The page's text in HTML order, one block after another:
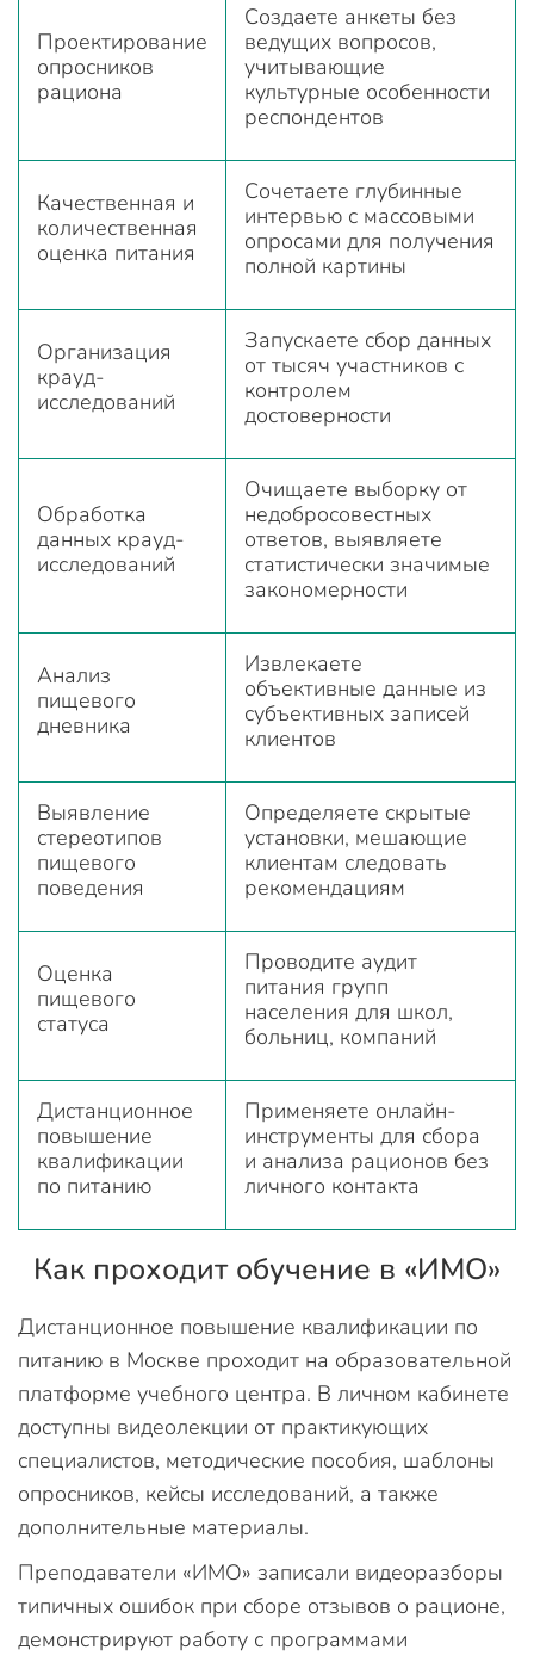
Проектирование
опросников
рациона
Создаете анкеты без
ведущих вопросов,
учитывающие
культурные особенности
респондентов
Качественная и
количественная
оценка питания
Сочетаете глубинные
интервью с массовыми
опросами для получения
полной картины
Организация
крауд-
исследований
Запускаете сбор данных
от тысяч участников с
контролем
достоверности
Обработка
данных крауд-
исследований
Очищаете выборку от
недобросовестных
ответов, выявляете
статистически значимые
закономерности
Анализ
пищевого
дневника
Извлекаете
объективные данные из
субъективных записей
клиентов
Выявление
стереотипов
пищевого
поведения
Определяете скрытые
установки, мешающие
клиентам следовать
рекомендациям
Оценка
пищевого
статуса
Проводите аудит
питания групп
населения для школ,
больниц, компаний
Дистанционное
повышение
квалификации
по питанию
Применяете онлайн-
инструменты для сбора
и анализа рационов без
личного контакта
Как проходит обучение в «ИМО»
Дистанционное повышение квалификации по
питанию в Москве проходит на образовательной
платформе учебного центра. В личном кабинете
доступны видеолекции от практикующих
специалистов, методические пособия, шаблоны
опросников, кейсы исследований, а также
дополнительные материалы.
Преподаватели «ИМО» записали видеоразборы
типичных ошибок при сборе отзывов о рационе,
демонстрируют работу с программами